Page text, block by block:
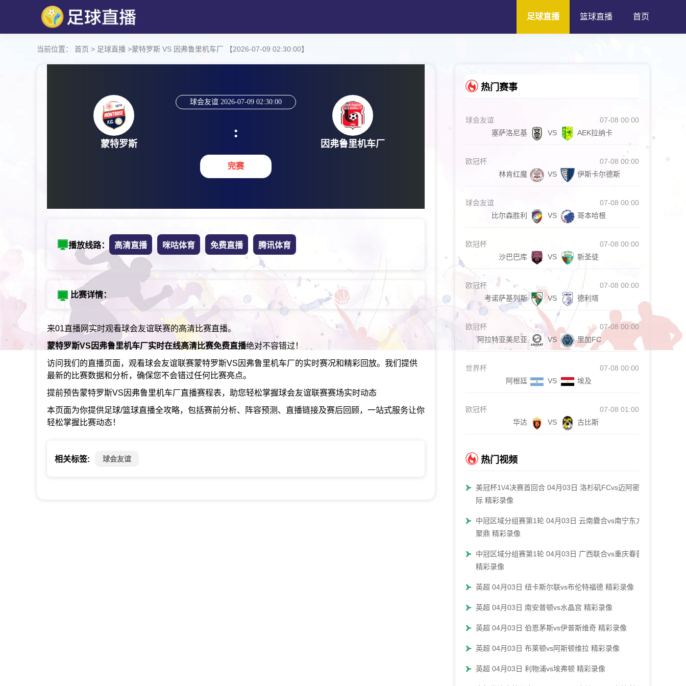
首页
篮球直播
足球直播
当前位置： 首页 > 足球直播 >蒙特罗斯 VS 因弗鲁里机车厂 【2026-07-09 02:30:00】
蒙特罗斯
球会友谊 2026-07-09 02:30:00
:
完赛
因弗鲁里机车厂
播放线路： 高清直播 咪咕体育 免费直播 腾讯体育
比赛详情：
来01直播网实时观看球会友谊联赛的高清比赛直播。
蒙特罗斯VS因弗鲁里机车厂实时在线高清比赛免费直播绝对不容错过！
访问我们的直播页面，观看球会友谊联赛蒙特罗斯VS因弗鲁里机车厂的实时赛况和精彩回放。我们提供
最新的比赛数据和分析，确保您不会错过任何比赛亮点。
提前预告蒙特罗斯VS因弗鲁里机车厂直播赛程表，助您轻松掌握球会友谊联赛赛场实时动态
本页面为你提供足球/篮球直播全攻略，包括赛前分析、阵容预测、直播链接及赛后回顾，一站式服务让你
轻松掌握比赛动态！
相关标签: 球会友谊
热门赛事
球会友谊
07-08 00:00
塞萨洛尼基
VS AEK拉纳卡
欧冠杯
07-08 00:00
林肯红魔
VS 伊斯卡尔德斯
球会友谊
07-08 00:00
比尔森胜利
VS 哥本哈根
欧冠杯
07-08 00:00
沙巴巴库
VS 新圣徒
欧冠杯
07-08 00:00
考诺萨基列斯
VS 德利塔
欧冠杯
07-08 00:00
阿拉特亚美尼亚
VS 里加FC
世界杯
07-08 00:00
阿根廷
VS 埃及
欧冠杯
07-08 01:00
华达
VS 古比斯
热门视频
美冠杯1\/4决赛首回合 04月03日 洛杉矶FCvs迈阿密国
际 精彩录像
中冠区域分组赛第1轮 04月03日 云南爨合vs南宁东方
聚鼎 精彩录像
中冠区域分组赛第1轮 04月03日 广西联合vs重庆春蕾
精彩录像
英超 04月03日 纽卡斯尔联vs布伦特福德 精彩录像
英超 04月03日 南安普顿vs水晶宫 精彩录像
英超 04月03日 伯恩茅斯vs伊普斯维奇 精彩录像
英超 04月03日 布莱顿vs阿斯顿维拉 精彩录像
英超 04月03日 利物浦vs埃弗顿 精彩录像